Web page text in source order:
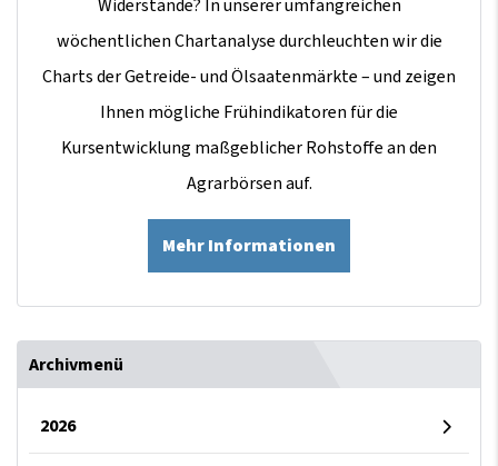
Widerstände? In unserer umfangreichen
wöchentlichen Chartanalyse durchleuchten wir die
Charts der Getreide- und Ölsaatenmärkte – und zeigen
Ihnen mögliche Frühindikatoren für die
Kursentwicklung maßgeblicher Rohstoffe an den
Agrarbörsen auf.
Mehr Informationen
Archivmenü
2026